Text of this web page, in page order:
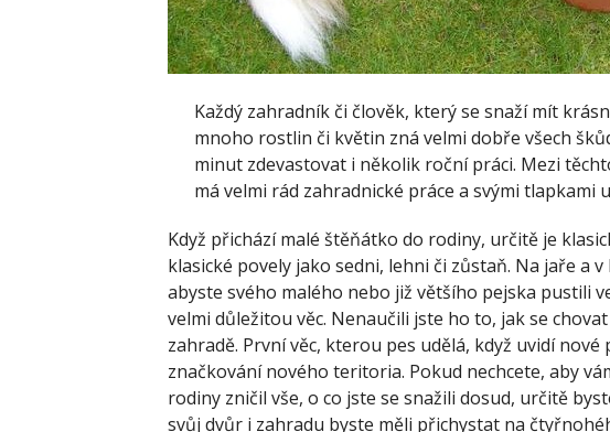
Každý zahradník či člověk, který se snaží mít
mnoho rostlin či květin zná velmi dobře všech
minut zdevastovat i několik roční práci. Mezi
má velmi rád zahradnické práce a svými tlapkami
Když přichází malé štěňátko do rodiny, určitě je
klasické povely jako sedni, lehni či zůstaň. Na jaře a
abyste svého malého nebo již většího pejska pustili
velmi důležitou věc. Nenaučili jste ho to, jak se
zahradě. První věc, kterou pes udělá, když uvidí
značkování nového teritoria. Pokud nechcete, aby
rodiny zničil vše, o co jste se snažili dosud, určitě
svůj dvůr i zahradu byste měli přichystat na